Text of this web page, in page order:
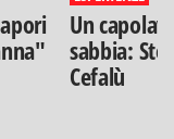
Un
sabbia:
Cefalù